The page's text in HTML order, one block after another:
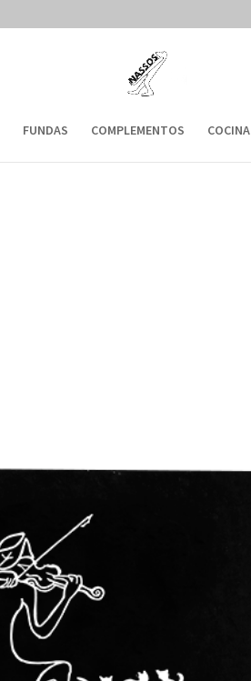
FUNDAS COMPLEMENTOS COCINA